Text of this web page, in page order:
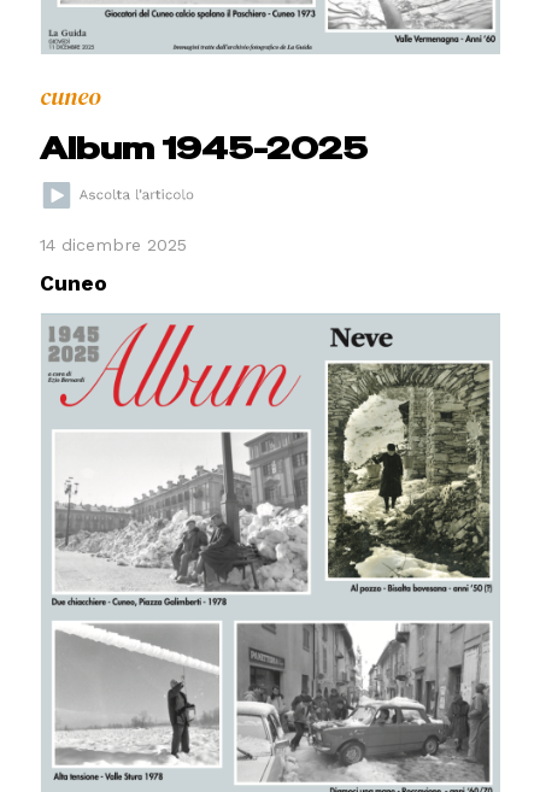
cuneo
Album 1945-2025
14 dicembre 2025
Cuneo